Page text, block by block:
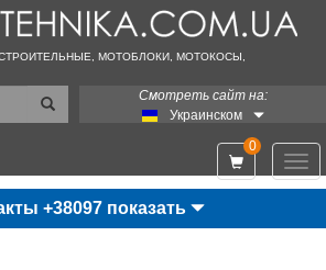
МОТОБЛОКИ, МОТОКОСЫ,
Смотреть сайт на:
Украинском
0
+38097 показать